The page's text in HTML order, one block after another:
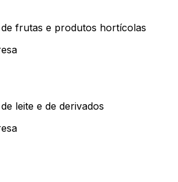
frutas e produtos hortícolas
leite e de derivados